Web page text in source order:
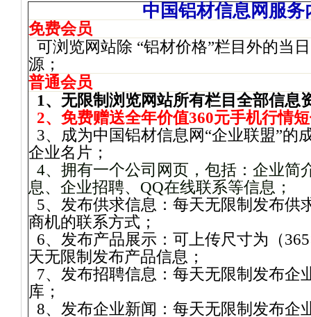
中国铝材信息网服务
免费会员
可浏览网站除 “铝材价格”栏目外的当
源；
普通会员
1、无限制浏览网站所有栏目全部信息
2、免费赠送全年价值360元手机行情
3、成为中国铝材信息网“企业联盟”的
企业名片；
4、拥有一个公司网页，包括：企业简
息、企业招聘、 QQ在线联系等信息；
5、发布供求信息：每天无限制发布供
商机的联系方式；
6、发布产品展示：可上传尺寸为（365
天无限制发布产品信息；
7、发布招聘信息：每天无限制发布企
库；
8、发布企业新闻：每天无限制发布企